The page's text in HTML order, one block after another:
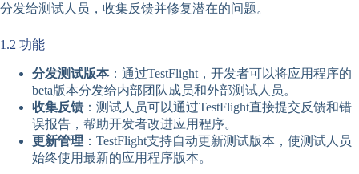
分发给测试人员，收集反馈并修复潜在的问题。
1.2 功能
分发测试版本：通过TestFlight，开发者可以将应用程序的
beta版本分发给内部团队成员和外部测试人员。
收集反馈 ：测试人员可以通过TestFlight直接提交反馈和错
误报告，帮助开发者改进应用程序。
更新管理 ：TestFlight支持自动更新测试版本，使测试人员
始终使用最新的应用程序版本。